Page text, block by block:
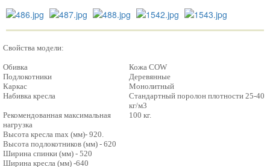
Cвойства модели:
Обивка
Кожа COW
Подлокотники
Деревянные
Каркас
Mонолитный
Набивка кресла
Стандартный поролон плотности 25-40
кг/м3
Рекомендованная максимальная
нагрузка
100 кг.
Высота кресла max (мм)- 920.
Высота подлокотников (мм) - 620
Ширина спинки (мм) - 520
Ширина кресла (мм) -640